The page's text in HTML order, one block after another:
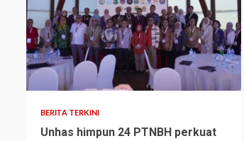
BERITA TERKINI
Unhas himpun 24 PTNBH perkuat